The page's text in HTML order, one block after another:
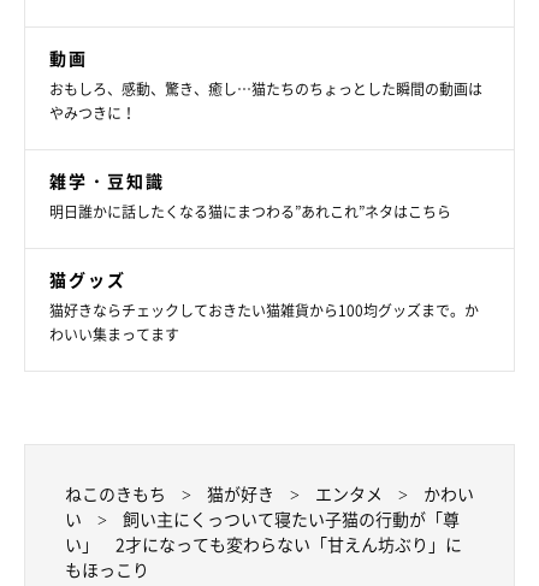
なでられることが大好きなどんぐりくんは、とにかく甘えん坊な
性格とのこと。飼い主さんが仕事をしているときや、食事のと
動画
おもしろ、感動、驚き、癒し…猫たちのちょっとした瞬間の動画は
やみつきに！
雑学・豆知識
明日誰かに話したくなる猫にまつわる”あれこれ”ネタはこちら
猫グッズ
猫好きならチェックしておきたい猫雑貨から100均グッズまで。か
わいい集まってます
ねこのきもち 猫が好き エンタメ
かわい
い
飼い主にくっついて寝たい子猫の行動が「尊
い」 2才になっても変わらない「甘えん坊ぶり」に
もほっこり